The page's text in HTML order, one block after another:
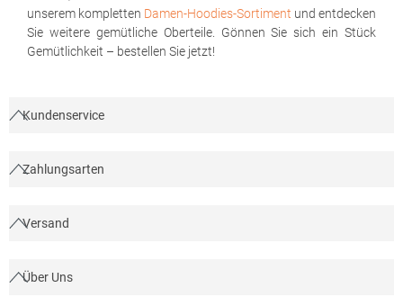
unserem kompletten Damen-Hoodies-Sortiment und entdecken
Sie weitere gemütliche Oberteile. Gönnen Sie sich ein Stück
Gemütlichkeit – bestellen Sie jetzt!
Kundenservice
Zahlungsarten
Versand
Über Uns